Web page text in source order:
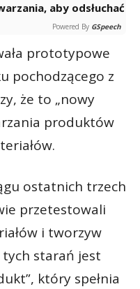
Powered By GSpeech
prototypowe
pochodzącego z
że to „nowy
produktów
ostatnich trzech
przetestowali
i tworzyw
starań jest
który spełnia